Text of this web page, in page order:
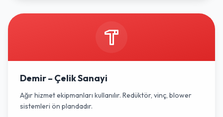
Demir – Çelik Sanayi
Ağır hizmet ekipmanları kullanılır. Redüktör, vinç, blower
sistemleri ön plandadır.